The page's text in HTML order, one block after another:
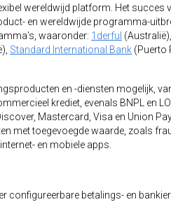
wereldwijd platform. Het succes
en wereldwijde programma-
waaronder: 1derful (Australië),
Standard International Bank (Puerto
en -diensten mogelijk,
krediet, evenals BNPL en
Mastercard, Visa en Union
met toegevoegde waarde, zoals
en mobiele apps.
configureerbare betalings- en